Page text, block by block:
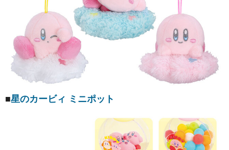
■星のカービィ ミニポット